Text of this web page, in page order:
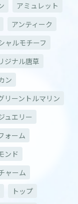
アミュレット
アンティーク
ャルモチーフ
ジナル唐草
ン
リーントルマリン
ュエリー
ォーム
ンド
ャーム
トップ